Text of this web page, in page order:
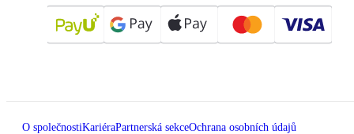
O společnostiKariéraPartnerská sekceOchrana osobních údajů